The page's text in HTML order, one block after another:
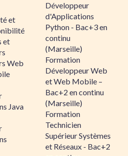
et
et
Web
Java
Développeur
d'Applications
Python - Bac+3 en
continu
(Marseille)
Formation
Développeur Web
et Web Mobile –
Bac+2 en continu
(Marseille)
Formation
Technicien
Supérieur Systèmes
et Réseaux - Bac+2